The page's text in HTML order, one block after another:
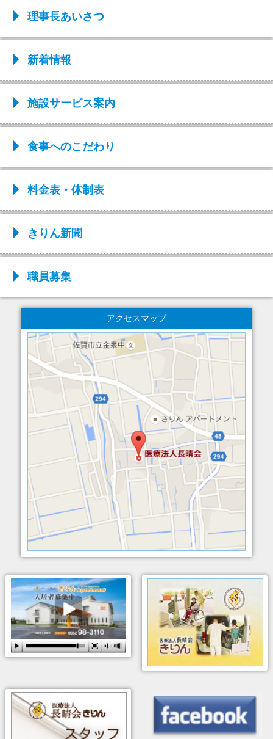
理事長あいさつ
新着情報
施設サービス案内
食事へのこだわり
料金表・体制表
きりん新聞
職員募集
アクセスマップ